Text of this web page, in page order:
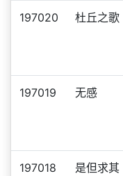
197020 杜丘之歌
197019 无感
197018
是但求其